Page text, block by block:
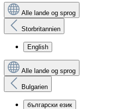
Alle lande og sprog
Storbritannien
English
Alle lande og sprog
Bulgarien
български език